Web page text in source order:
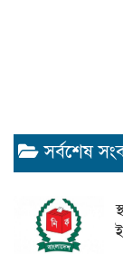
সর্বশেষ